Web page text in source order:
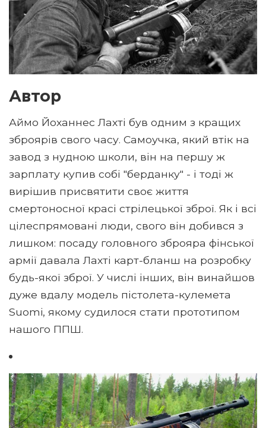
Автор
Аймо Йоханнес Лахті був одним з кращих
зброярів свого часу. Самоучка, який втік на
завод з нудною школи, він на першу ж
зарплату купив собі "берданку" - і тоді ж
вирішив присвятити своє життя
смертоносної красі стрілецької зброї. Як і всі
цілеспрямовані люди, свого він добився з
лишком: посаду головного зброяра фінської
армії давала Лахті карт-бланш на розробку
будь-якої зброї. У числі інших, він винайшов
дуже вдалу модель пістолета-кулемета
Suomi, якому судилося стати прототипом
нашого ППШ.